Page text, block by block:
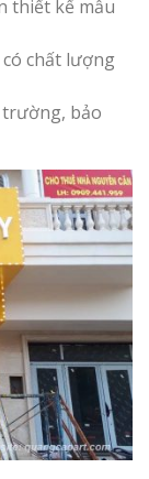
thiết kế mẫu
chất lượng
bảo
Vinh Lấy
Làm biển
Nghệ An
Làm Biển
Uy Tín Giá
Làm Biển
Vinh Thu
Top 10 Mẫu
Hiệu Shop